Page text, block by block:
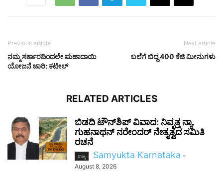
Previous article
ನಮ್ಮ ಸರ್ಕಾರದಿಂದಲೇ ಮಹಾದಾಯಿ
ಯೋಜನೆ ಜಾರಿ: ಕಟೀಲ್
Next article
ಬಲೆಗೆ ಬಿದ್ದ 400 ಕೆಜಿ ಮೀನುಗಳು
RELATED ARTICLES
ಬಿಡದಿ ಟೌನ್‌ಶಿಪ್ ವಿವಾದ: ನಿವೃತ್ತ ನ್ಯಾ.
ಗುಹನಾಥನ್ ನರೇಂದರ್ ನೇತೃತ್ವದ ಸಮಿತಿ
ರಚನೆ
ರಾಜ್ಯ Samyukta Karnataka -
August 8, 2026